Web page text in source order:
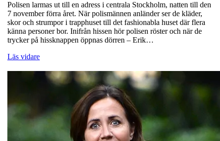
Polisen larmas ut till en adress i centrala Stockholm, natten till den
7 november förra året. När polismännen anländer ser de kläder,
skor och strumpor i trapphuset till det fashionabla huset där flera
känna personer bor. Inifrån hissen hör polisen röster och när de
trycker på hissknappen öppnas dörren – Erik…
Läs vidare